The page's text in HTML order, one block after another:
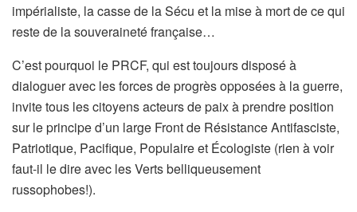
impérialiste, la casse de la Sécu et la mise à mort de ce qui
reste de la souveraineté française…
C’est pourquoi le PRCF, qui est toujours disposé à
dialoguer avec les forces de progrès opposées à la guerre,
invite tous les citoyens acteurs de paix à prendre position
sur le principe d’un large Front de Résistance Antifasciste,
Patriotique, Pacifique, Populaire et Écologiste (rien à voir
faut-il le dire avec les Verts belliqueusement
russophobes!).